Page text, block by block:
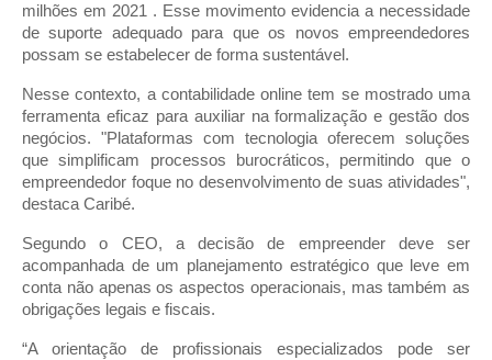
milhões em 2021 . Esse movimento evidencia a necessidade
de suporte adequado para que os novos empreendedores
possam se estabelecer de forma sustentável.
Nesse contexto, a contabilidade online tem se mostrado uma
ferramenta eficaz para auxiliar na formalização e gestão dos
negócios. "Plataformas com tecnologia oferecem soluções
que simplificam processos burocráticos, permitindo que o
empreendedor foque no desenvolvimento de suas atividades",
destaca Caribé.
Segundo o CEO, a decisão de empreender deve ser
acompanhada de um planejamento estratégico que leve em
conta não apenas os aspectos operacionais, mas também as
obrigações legais e fiscais.
“A orientação de profissionais especializados pode ser